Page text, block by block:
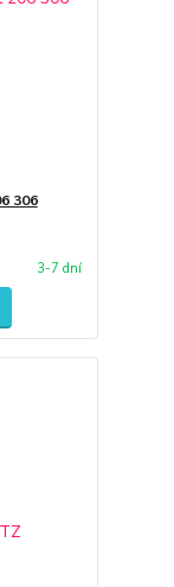
306
3-7 dní